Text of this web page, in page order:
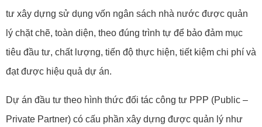
tư xây dựng sử dụng vốn ngân sách nhà nước được quản
lý chặt chẽ, toàn diện, theo đúng trình tự để bảo đảm mục
tiêu đầu tư, chất lượng, tiến độ thực hiện, tiết kiệm chi phí và
đạt được hiệu quả dự án.
Dự án đầu tư theo hình thức đối tác công tư PPP (Public –
Private Partner) có cấu phần xây dựng được quản lý như